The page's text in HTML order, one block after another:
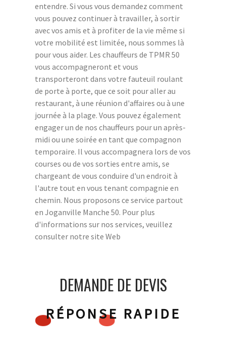
entendre. Si vous vous demandez comment
vous pouvez continuer à travailler, à sortir
avec vos amis et à profiter de la vie même si
votre mobilité est limitée, nous sommes là
pour vous aider. Les chauffeurs de TPMR 50
vous accompagneront et vous
transporteront dans votre fauteuil roulant
de porte à porte, que ce soit pour aller au
restaurant, à une réunion d'affaires ou à une
journée à la plage. Vous pouvez également
engager un de nos chauffeurs pour un après-
midi ou une soirée en tant que compagnon
temporaire. Il vous accompagnera lors de vos
courses ou de vos sorties entre amis, se
chargeant de vous conduire d'un endroit à
l'autre tout en vous tenant compagnie en
chemin. Nous proposons ce service partout
en Joganville Manche 50. Pour plus
d'informations sur nos services, veuillez
consulter notre site Web
DEMANDE DE DEVIS
RÉPONSE RAPIDE